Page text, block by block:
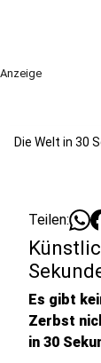
Anzeige
Die Welt in 30
Teilen:
Es gibt
Zerbst
in 30